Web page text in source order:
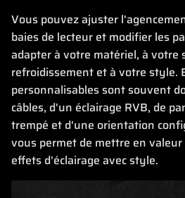
Vous pouvez ajuster
baies de lecteur et modifier les
adapter à votre matériel, à votre
refroidissement et à votre style.
personnalisables sont souvent
câbles, d'un éclairage RVB, de
trempé et d'une orientation
vous permet de mettre en
effets d'éclairage avec style.